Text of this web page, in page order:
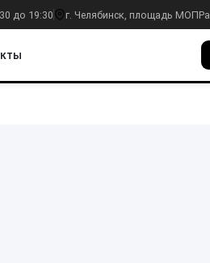
до 19:30 г. Челябинск, площадь